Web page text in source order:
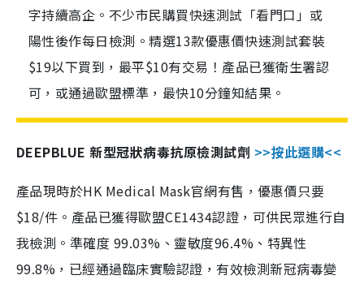
字持續高企。不少市民購買快速測試「看門口」或
陽性後作每日檢測。精選13款優惠價快速測試套裝
$19以下買到，最平$10有交易！產品已獲衛生署認
可，或通過歐盟標準，最快10分鐘知結果。
DEEPBLUE 新型冠狀病毒抗原檢測試劑 >>按此選購<<
產品現時於HK Medical Mask官網有售，優惠價只要
$18/件。產品已獲得歐盟CE1434認證，可供民眾進行自
我檢測。準確度 99.03%、靈敏度96.4%、特異性
99.8%，已經通過臨床實驗認證，有效檢測新冠病毒變